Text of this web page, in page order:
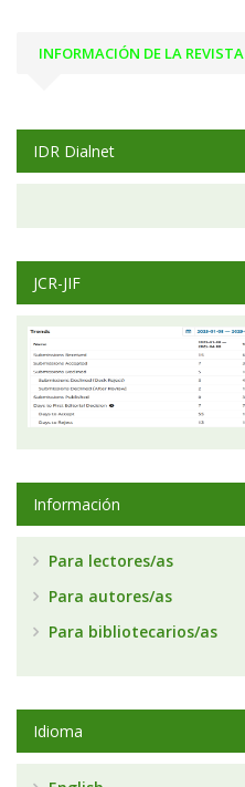
INFORMACIÓN DE LA REVISTA
IDR Dialnet
JCR-JIF
Información
Para lectores/as
Para autores/as
Para bibliotecarios/as
Idioma